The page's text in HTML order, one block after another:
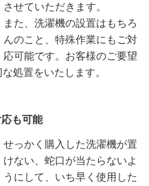
させていただきます。
また、洗濯機の設置はもちろ
んのこと、特殊作業にもご対
応可能です。お客様のご要望
処置をいたします。
も可能
せっかく購入した洗濯機が置
けない、蛇口が当たらないよ
うにして、いち早く使用した